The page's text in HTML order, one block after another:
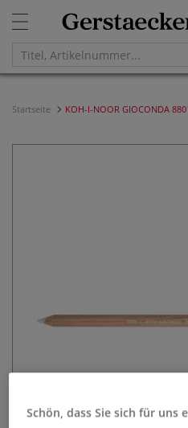
Startseite KOH-I-NOOR GIOCONDA
Schön, dass Sie sich für uns